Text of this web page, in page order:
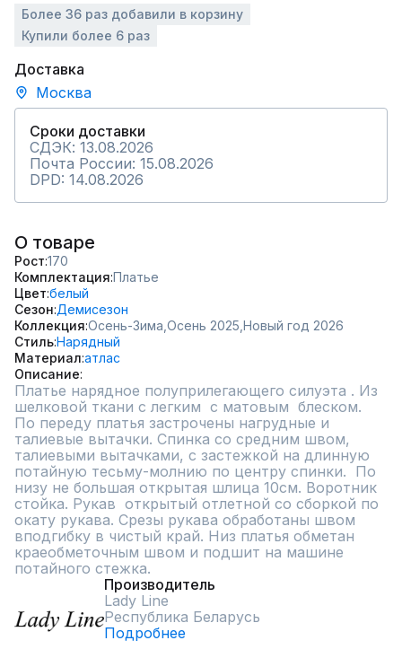
Более 36 раз добавили в корзину
Купили более 6 раз
Доставка
Москва
Сроки доставки
СДЭК: 13.08.2026
Почта России: 15.08.2026
DPD: 14.08.2026
О товаре
Рост 170
Комплектация Платье
Цвет белый
Сезон Демисезон
Коллекция Осень-Зима, Осень 2025, Новый год 2026
СтильНарядный
Материал атлас
Описание
Платье нарядное полуприлегающего силуэта . Из
шелковой ткани с легким  с матовым  блеском.
По переду платья застрочены нагрудные и
талиевые вытачки. Спинка со средним швом,
талиевыми вытачками, с застежкой на длинную
потайную тесьму-молнию по центру спинки.  По
низу не большая открытая шлица 10см. Воротник
стойка. Рукав  открытый отлетной со сборкой по
окату рукава. Срезы рукава обработаны швом
вподгибку в чистый край. Низ платья обметан
краеобметочным швом и подшит на машине
потайного стежка.
Производитель
Lady Line
Республика Беларусь
Подробнее